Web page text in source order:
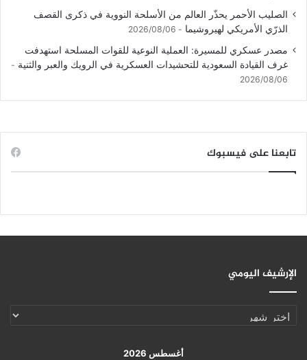
الصليب الأحمر يحذّر العالم من الأسلحة النووية في ذكرى القصف
الذرّي الأمريكي لهيروشيما
2026/08/06
مصدر عسكري للمسيرة: العملية النوعية للقوات المسلحة استهدفت
غرف القيادة السعودية للتحشيدات العسكرية في الرويك والعبر والثنية
2026/08/06
تابعنا على فيسبوك
الإرشيف اليومي
الإرشيف
أغسطس 2026